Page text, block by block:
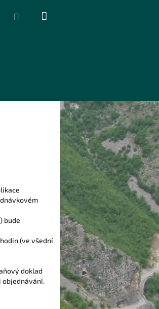
Přihlášení
bude
(ve všední
doklad
objednávání.